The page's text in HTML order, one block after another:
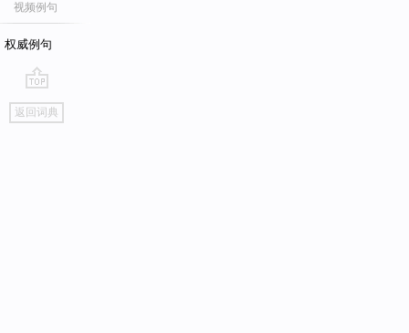
视频例句
权威例句
go
top
返回词典